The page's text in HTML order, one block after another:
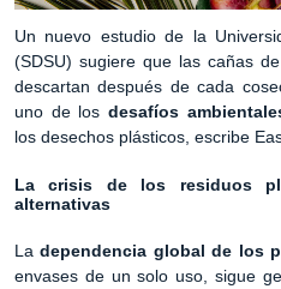
Un nuevo estudio de la
(SDSU) sugiere que las cañas
descartan después de cada
uno de los desafíos
los desechos plásticos, escribe
La crisis de los residuos
alternativas
La dependencia global de los
envases de un solo uso, sigue